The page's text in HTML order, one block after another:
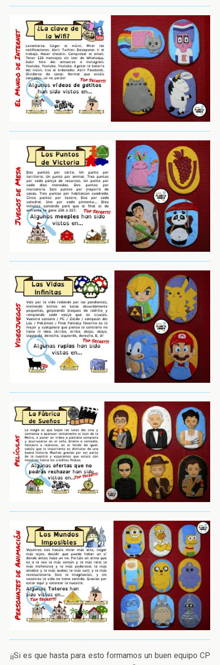
¡¡Si es que hasta para esto formamos un buen equipo CP